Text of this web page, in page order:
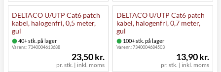
DELTACO U/UTP Cat6 patch
kabel, halogenfri, 0,5 meter,
gul
40+ stk. på lager
Varenr.:7340004613688
pr. stk. | inkl. moms
23,50 kr.
DELTACO U/UTP Cat6 patch
kabel, halogenfri, 0,7 meter,
gul
100+ stk. på lager
Varenr.:7340004684503
pr. stk. | inkl. moms
13,90 kr.